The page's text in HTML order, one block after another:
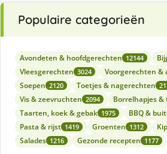
Populaire categorieën
Avondeten & hoofdgerechten 12144
Vleesgerechten 3024 Voorgerechten &
Soepen 2120 Toetjes & nagerechten
Vis & zeevruchten 2094 Borrelhapjes &
Taarten, koek & gebak 1975 BBQ &
Pasta & rijst 1419 Groenten 1312
Salades 1216 Gezonde recepten 1177